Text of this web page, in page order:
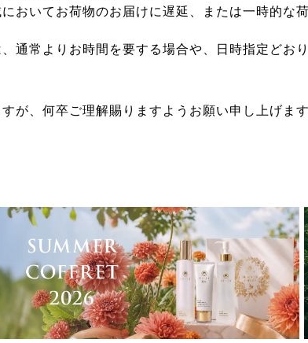
おいてお荷物のお届けに遅延、または一時的な
通常よりお時間を要する場合や、日時指定どお
が、何卒ご理解賜りますようお願い申し上げます